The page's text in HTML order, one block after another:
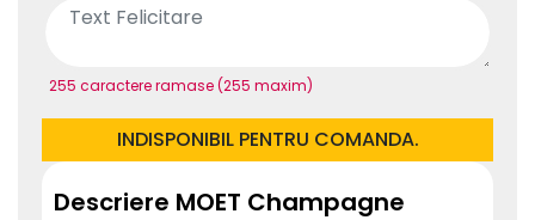
255 caractere ramase (255 maxim)
INDISPONIBIL PENTRU COMANDA.
Descriere MOET Champagne